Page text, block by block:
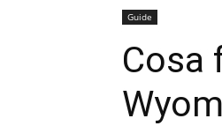
Guide
Cosa